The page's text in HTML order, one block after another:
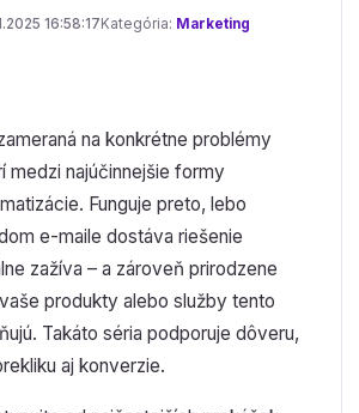
16:58:17 Kategória: Marketing
na konkrétne problémy
medzi najúčinnejšie formy
Funguje preto, lebo
e-maile dostáva riešenie
zažíva – a zároveň prirodzene
produkty alebo služby tento
Takáto séria podporuje dôveru,
aj konverzie.